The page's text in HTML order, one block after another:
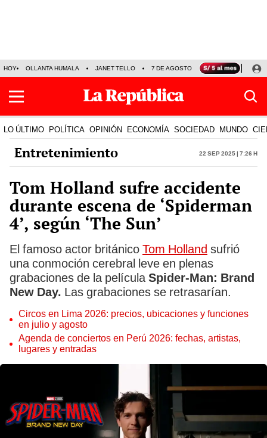
HOY OLLANTA HUMALA JANET TELLO 7 DE AGOSTO TINKA RESULTADOS
LO ÚLTIMO POLÍTICA OPINIÓN ECONOMÍA SOCIEDAD MUNDO
Entretenimiento 22 Sep 2025 | 7:26 h
Tom Holland sufre accidente
durante escena de ‘Spiderman
4’, según ‘The Sun’
El famoso actor británico Tom Holland sufrió
una conmoción cerebral leve en plenas
grabaciones de la película Spider-Man: Brand
New Day. Las grabaciones se retrasarían.
Circos en Lima 2026: precios, ubicaciones y funciones
en julio y agosto
Agenda de conciertos en Perú 2026: fechas, artistas,
lugares y entradas